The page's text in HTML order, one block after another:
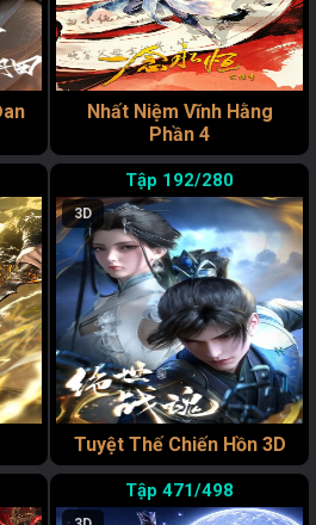
Nhất Niệm Vĩnh Hằng
Phần 4
192/280
3D
Tuyệt Thế Chiến Hồn 3D
471/498